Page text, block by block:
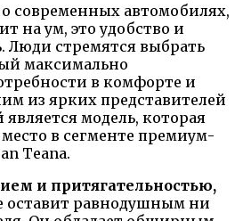
о современных автомобилях,
на ум, это удобство и
Люди стремятся выбрать
максимально
в комфорте и
из ярких представителей
модель, которая
в сегменте премиум-
Teana.
и притягательностью,
оставит равнодушным ни